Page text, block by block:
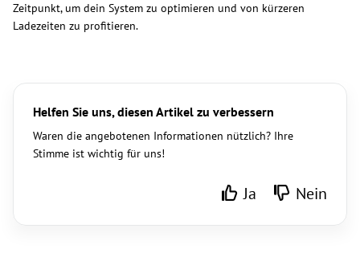
Zeitpunkt, um dein System zu optimieren und von kürzeren
Ladezeiten zu profitieren.
Helfen Sie uns, diesen Artikel zu verbessern
Waren die angebotenen Informationen nützlich? Ihre
Stimme ist wichtig für uns!
Ja Nein